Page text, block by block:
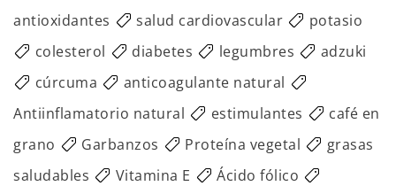
antioxidantes
salud cardiovascular
potasio
colesterol
diabetes legumbres
adzuki
cúrcuma
anticoagulante natural
Antiinflamatorio natural
estimulantes
café en
grano
Garbanzos Proteína vegetal
grasas
saludables
Vitamina E
Ácido fólico